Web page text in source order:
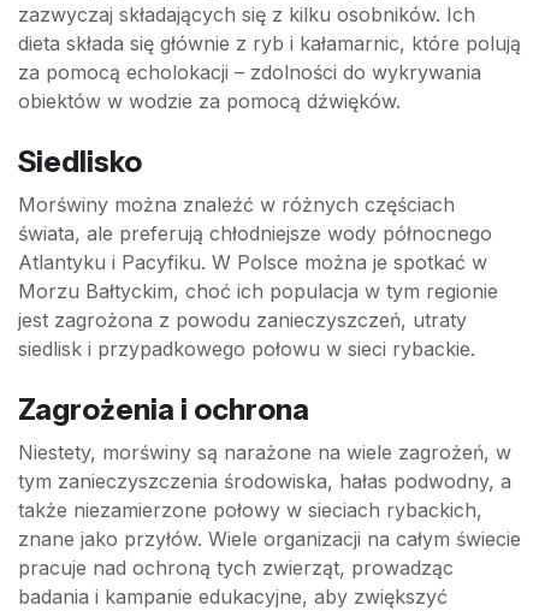
zazwyczaj składających się z kilku osobników. Ich
dieta składa się głównie z ryb i kałamarnic, które polują
za pomocą echolokacji – zdolności do wykrywania
obiektów w wodzie za pomocą dźwięków.
Siedlisko
Morświny można znaleźć w różnych częściach
świata, ale preferują chłodniejsze wody północnego
Atlantyku i Pacyfiku. W Polsce można je spotkać w
Morzu Bałtyckim, choć ich populacja w tym regionie
jest zagrożona z powodu zanieczyszczeń, utraty
siedlisk i przypadkowego połowu w sieci rybackie.
Zagrożenia i ochrona
Niestety, morświny są narażone na wiele zagrożeń, w
tym zanieczyszczenia środowiska, hałas podwodny, a
także niezamierzone połowy w sieciach rybackich,
znane jako przyłów. Wiele organizacji na całym świecie
pracuje nad ochroną tych zwierząt, prowadząc
badania i kampanie edukacyjne, aby zwiększyć